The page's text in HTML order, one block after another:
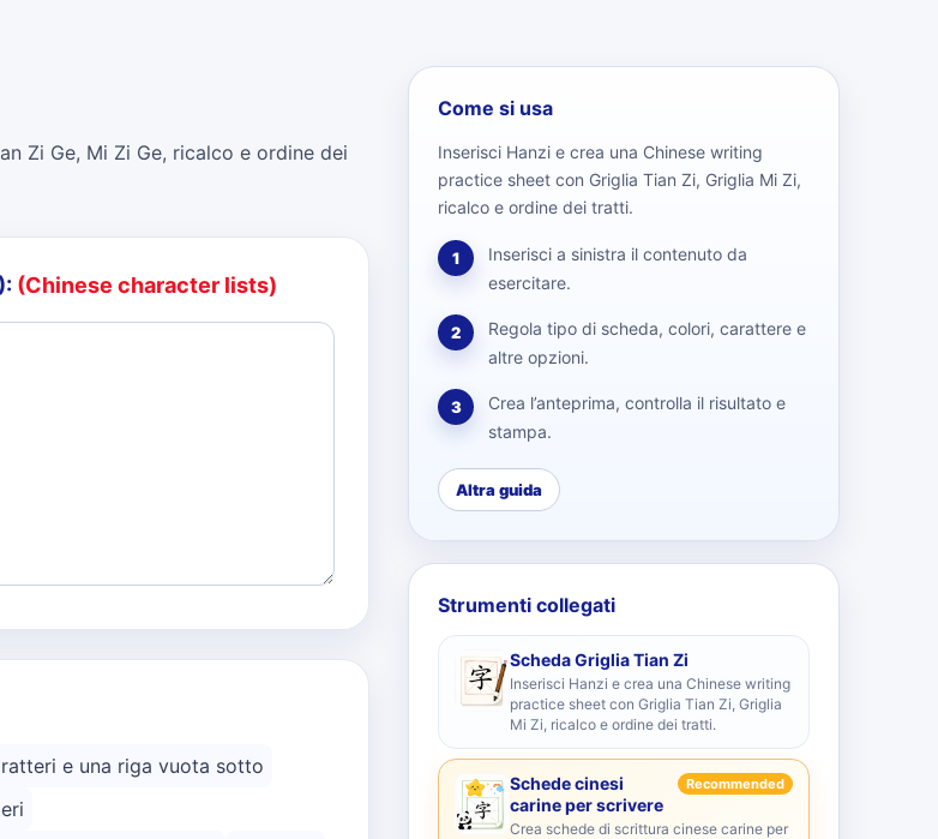
Zi Ge, Mi Zi Ge, ricalco e ordine dei
(Chinese character lists)
e una riga vuota sotto
Come si usa
Inserisci Hanzi e crea una Chinese writing
practice sheet con Griglia Tian Zi, Griglia Mi Zi,
ricalco e ordine dei tratti.
1
Inserisci a sinistra il contenuto da
esercitare.
2
Regola tipo di scheda, colori, carattere e
altre opzioni.
3
Crea l’anteprima, controlla il risultato e
stampa.
Altra guida
Strumenti collegati
Scheda Griglia Tian Zi
Inserisci Hanzi e crea una Chinese writing
practice sheet con Griglia Tian Zi, Griglia
Mi Zi, ricalco e ordine dei tratti.
Schede cinesi
carine per scrivere
Recommended
Crea schede di scrittura cinese carine per